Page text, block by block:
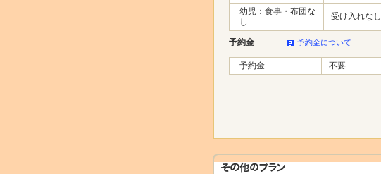
幼児：食事・布団な
し
受け入れなし
予約金 予約金について
予約金 不要